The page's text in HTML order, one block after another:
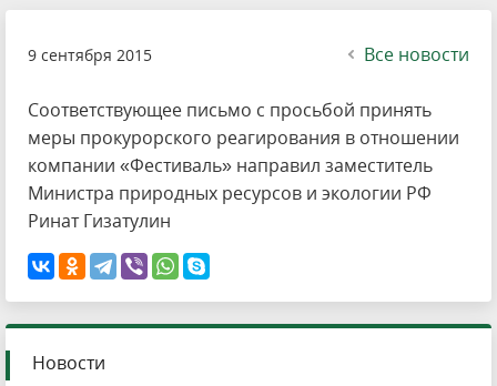
9 сентября 2015 Все новости
Соответствующее письмо с просьбой принять
меры прокурорского реагирования в отношении
компании «Фестиваль» направил заместитель
Министра природных ресурсов и экологии РФ
Ринат Гизатулин
Новости